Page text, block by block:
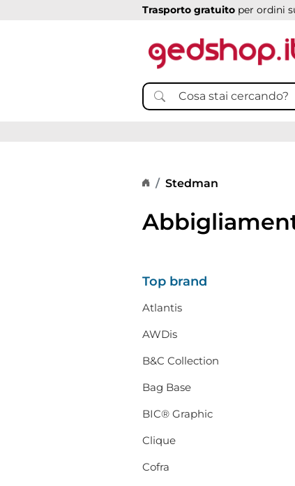
Trasporto gratuito per ordini
Home page
Stedman
Top brand
Atlantis
AWDis
B&C Collection
Bag Base
BIC® Graphic
Clique
Cofra